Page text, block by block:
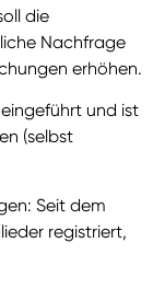
die
Nachfrage
erhöhen.
und ist
(selbst
Seit dem
registriert,